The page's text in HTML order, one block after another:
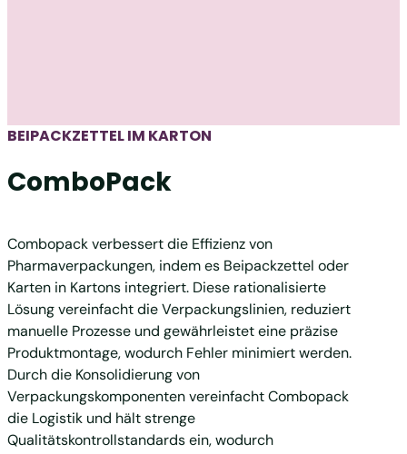
BEIPACKZETTEL IM KARTON
ComboPack
Combopack verbessert die Effizienz von
Pharmaverpackungen, indem es Beipackzettel oder
Karten in Kartons integriert. Diese rationalisierte
Lösung vereinfacht die Verpackungslinien, reduziert
manuelle Prozesse und gewährleistet eine präzise
Produktmontage, wodurch Fehler minimiert werden.
Durch die Konsolidierung von
Verpackungskomponenten vereinfacht Combopack
die Logistik und hält strenge
Qualitätskontrollstandards ein, wodurch